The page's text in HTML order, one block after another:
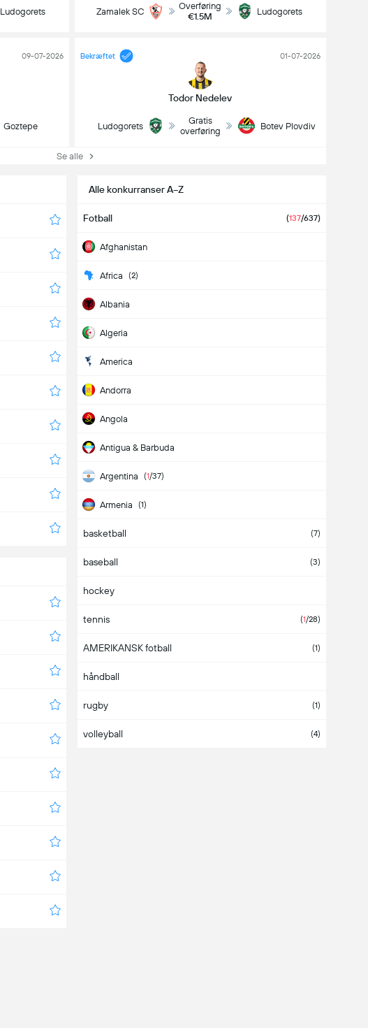
Ludogorets Zamalek SC
Overføring
€1.5M
Ludogorets
09-07-2026
Goztepe
Bekræftet
Todor Nedelev
01-07-2026
Ludogorets
Gratis
overføring
Botev Plovdiv
Se alle
Alle konkurranser A−Z
Fotball (137/637)
Afghanistan
Africa (2)
Albania
Algeria
America
Andorra
Angola
Antigua & Barbuda
Argentina (1/37)
Armenia (1)
Aruba
Asia
Australia
Austria
Azerbaijan
Bahamas
Bahrain
Bangladesh
basketball (7)
baseball (3)
hockey
tennis (1/28)
AMERIKANSK fotball (1)
håndball
rugby (1)
volleyball (4)